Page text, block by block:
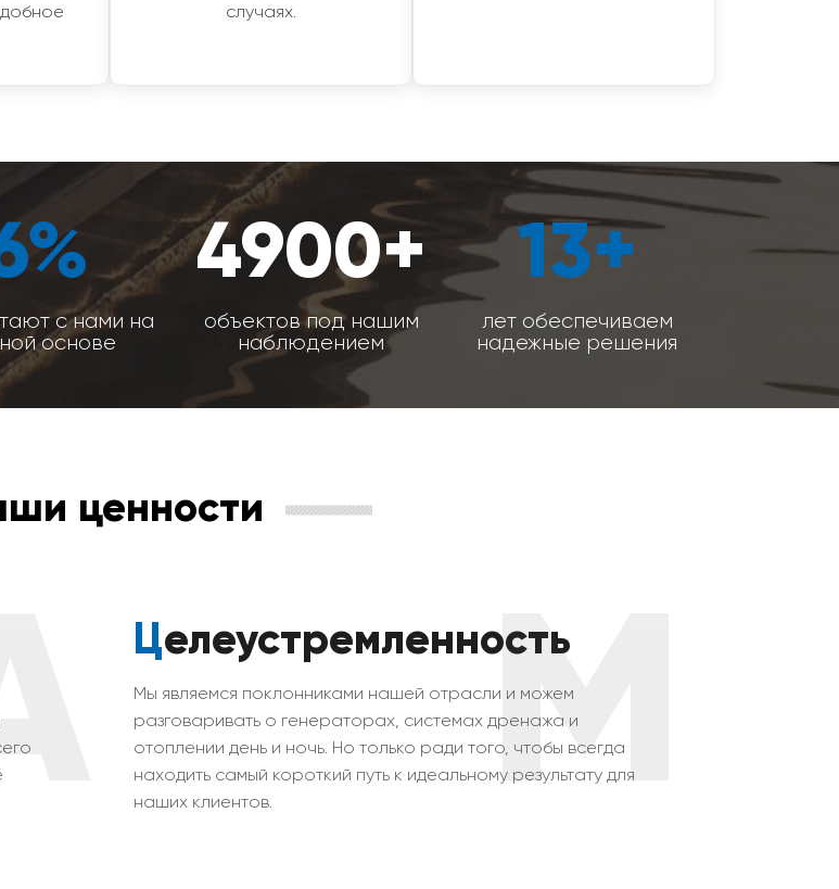
случаях.
с нами на
основе
4900+
объектов под нашим
наблюдением
13+
лет обеспечиваем
надежные решения
ценности
Целеустремленность
Мы являемся поклонниками нашей отрасли и можем
разговаривать о генераторах, системах дренажа и
отоплении день и ночь. Но только ради того, чтобы всегда
находить самый короткий путь к идеальному результату для
наших клиентов.
M